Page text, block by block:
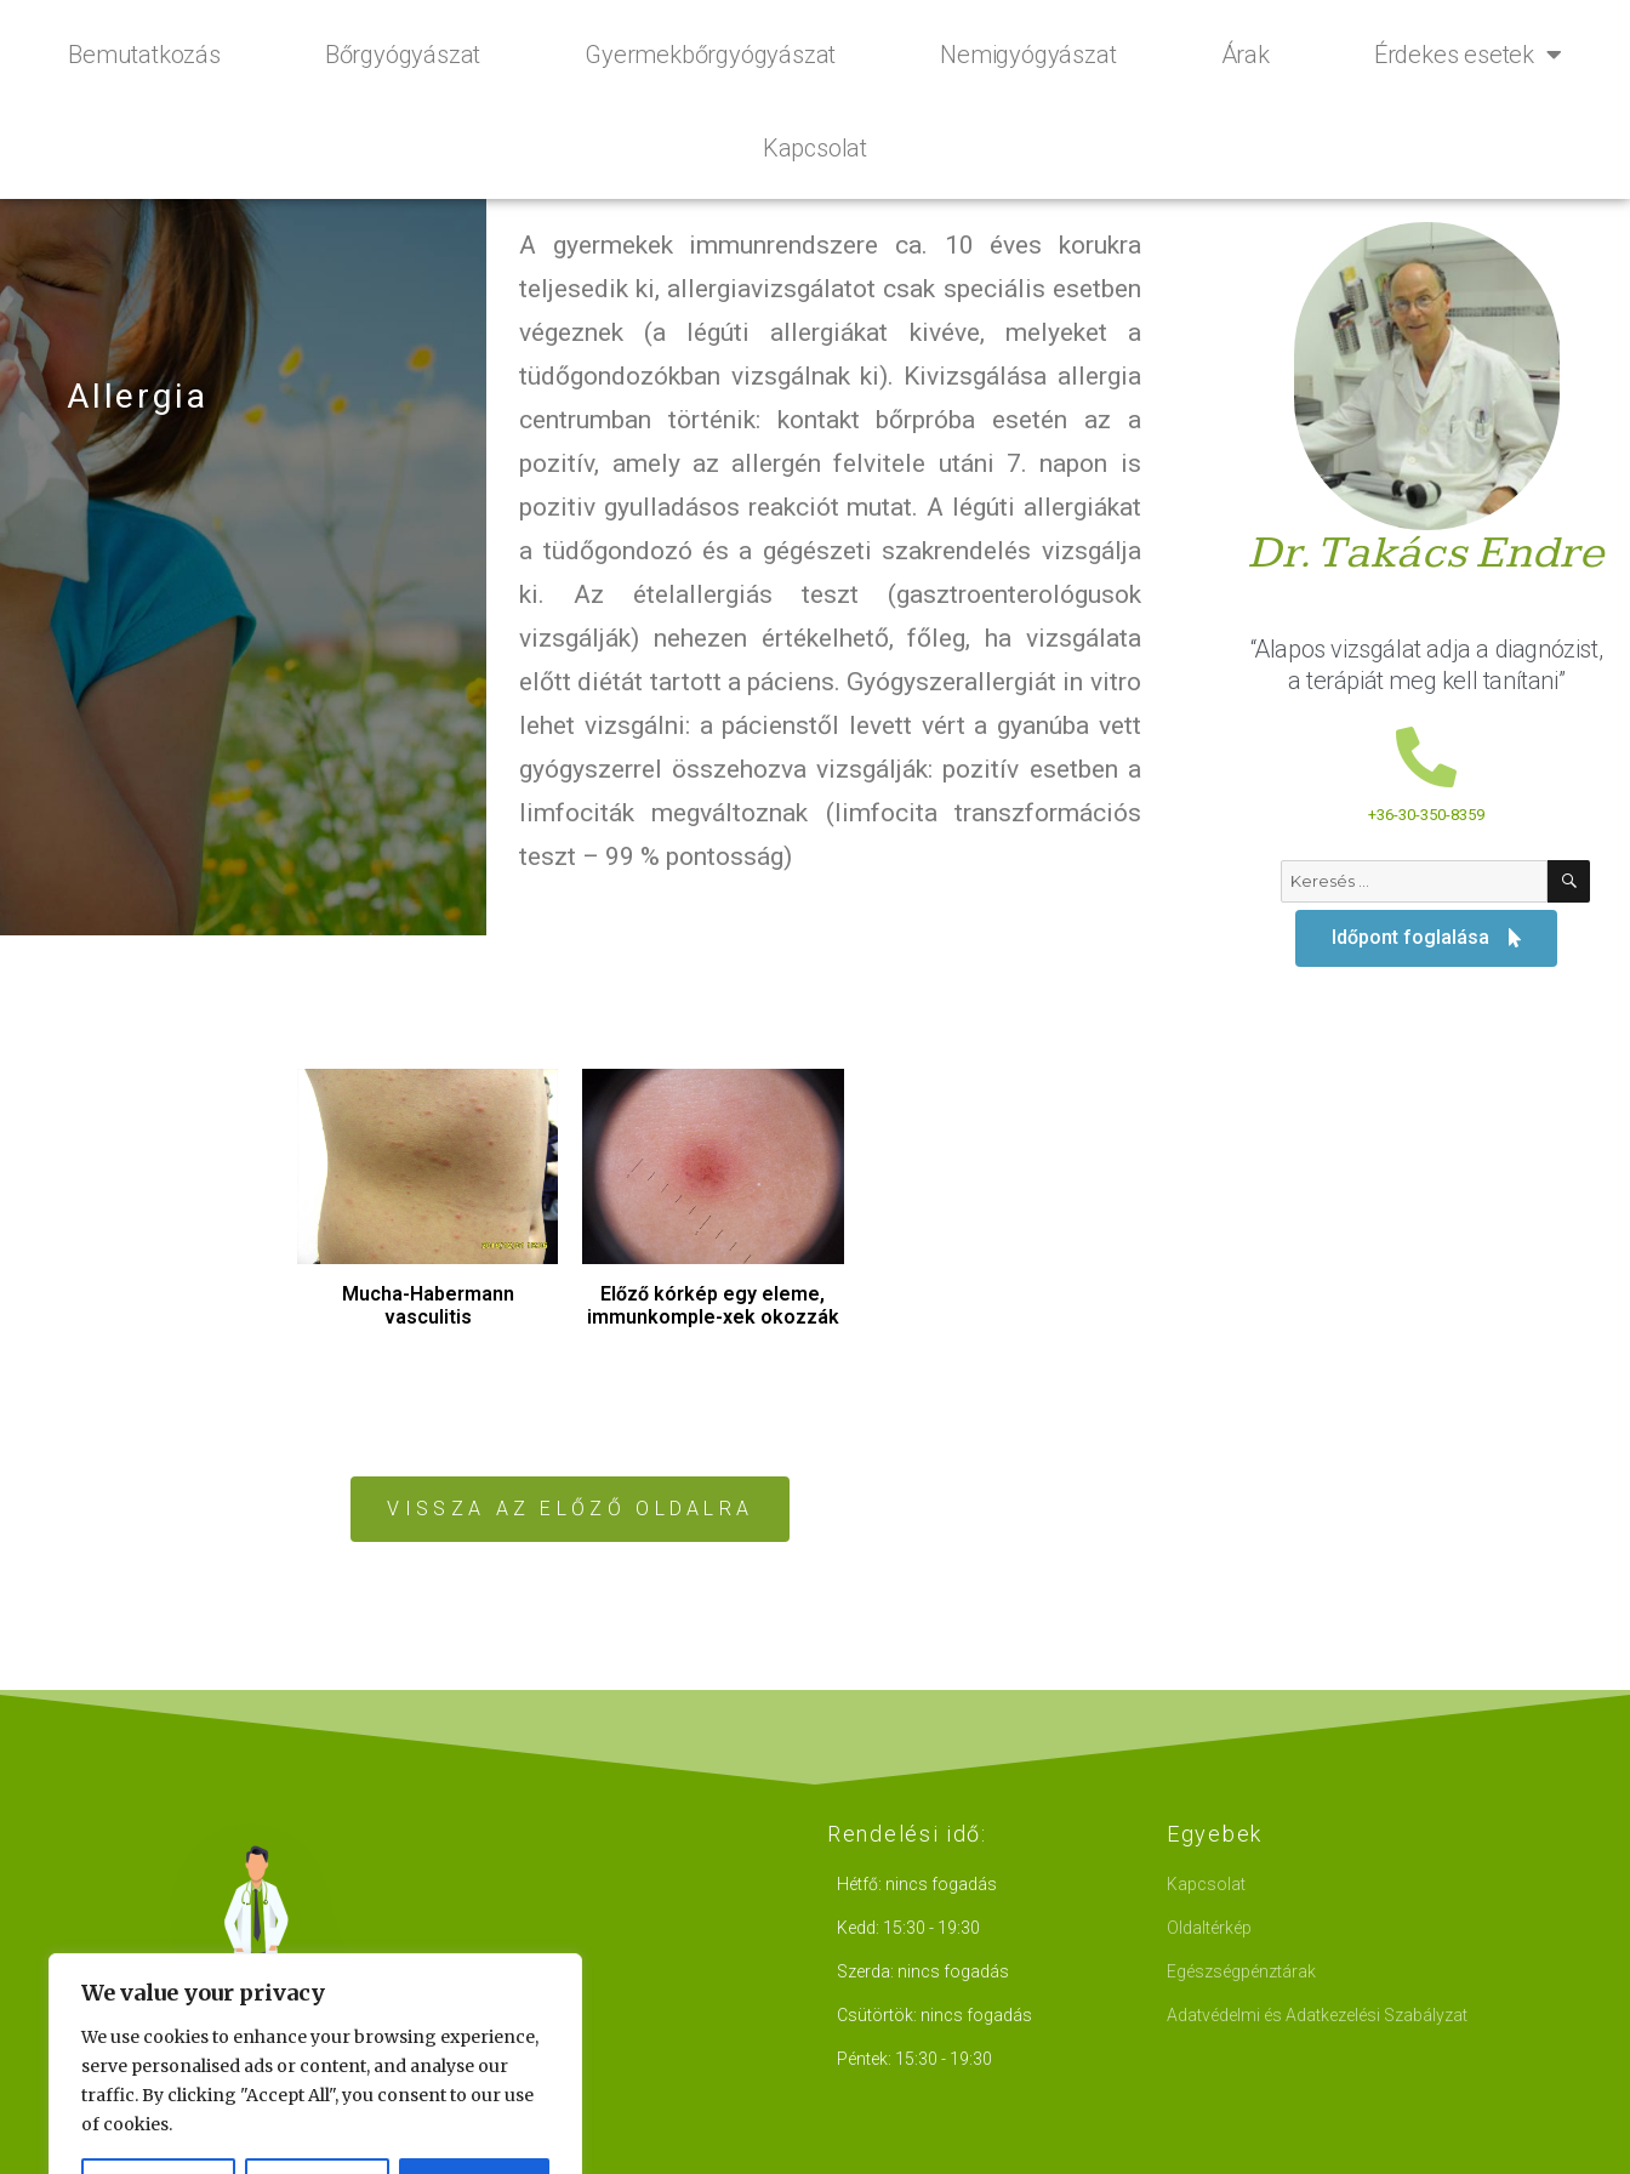
We value your privacy
We use cookies to enhance your browsing experience,
serve personalised ads or content, and analyse our
traffic. By clicking "Accept All", you consent to our use
of cookies.
Bemutatkozás Bőrgyógyászat Gyermekbőrgyógyászat Nemigyógyászat Árak Érdekes esetek
Kapcsolat
Allergia
A gyermekek immunrendszere ca. 10 éves korukra
teljesedik ki, allergiavizsgálatot csak speciális esetben
végeznek (a légúti allergiákat kivéve, melyeket a
tüdőgondozókban vizsgálnak ki). Kivizsgálása allergia
centrumban történik: kontakt bőrpróba esetén az a
pozitív, amely az allergén felvitele utáni 7. napon is
pozitiv gyulladásos reakciót mutat. A légúti allergiákat
a tüdőgondozó és a gégészeti szakrendelés vizsgálja
ki. Az ételallergiás teszt (gasztroenterológusok
vizsgálják) nehezen értékelhető, főleg, ha vizsgálata
előtt diétát tartott a páciens. Gyógyszerallergiát in vitro
lehet vizsgálni: a pácienstől levett vért a gyanúba vett
gyógyszerrel összehozva vizsgálják: pozitív esetben a
limfociták megváltoznak (limfocita transzformációs
teszt – 99 % pontosság)
Mucha-Habermann
vasculitis
Előző kórkép egy eleme,
immunkomple-xek okozzák
VISSZA AZ ELŐZŐ OLDALRA
Dr. Takács Endre
“Alapos vizsgálat adja a diagnózist,
a terápiát meg kell tanítani”
+36-30-350-8359
Időpont foglalása
Rendelési idő:
Hétfő: nincs fogadás
Kedd: 15:30 - 19:30
Szerda: nincs fogadás
Csütörtök: nincs fogadás
Péntek: 15:30 - 19:30
Egyebek
Kapcsolat
Oldaltérkép
Egészségpénztárak
Adatvédelmi és Adatkezelési Szabályzat